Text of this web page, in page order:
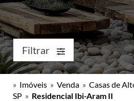
Filtrar
» Imóveis » Venda » Casas de
SP » Residencial Ibi-Aram II